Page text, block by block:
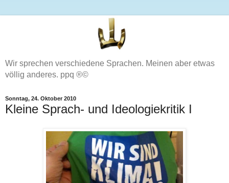
Wir sprechen verschiedene Sprachen. Meinen aber etwas
völlig anderes. ppq ®©
Sonntag, 24. Oktober 2010
Kleine Sprach- und Ideologiekritik I